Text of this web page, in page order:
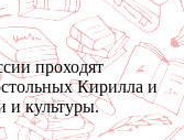
проходят
Кирилла и
и культуры.